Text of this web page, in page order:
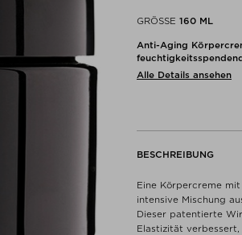
GRÖSSE 160 ML
Anti-Aging
Alle Details ansehen
BESCHREIBUNG
Eine Körpercreme
intensive Mischung
Dieser patentierte
Elastizität